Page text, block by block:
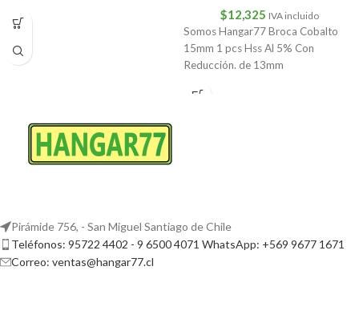
$12,325 IVA incluido
Somos Hangar77 Broca Cobalto
15mm 1 pcs Hss Al 5% Con
Reducción. de 13mm
Pirámide 756, - San Miguel Santiago de Chile
Teléfonos: 95722 4402 - 9 6500 4071 WhatsApp: +569 9677 1671
Correo: ventas@hangar77.cl